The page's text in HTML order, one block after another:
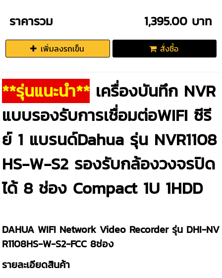
ราคารวม 1,395.00 บาท
เพิ่มลงรถเข็น สั่งซื้อ
**รุ่นแนะนำ**เครื่องบันทึก NVR
แบบรองรับการเชื่อมต่อWIFI ซีรี
ย์ 1 แบรนด์Dahua รุ่น NVR1108
HS-W-S2 รองรับกล้องวงจรปิด
ได้ 8 ช่อง Compact 1U 1HDD
DAHUA WIFI Network Video Recorder รุ่น DHI-NV
R1108HS-W-S2-FCC 8ช่อง
รายละเอียดสินค้า